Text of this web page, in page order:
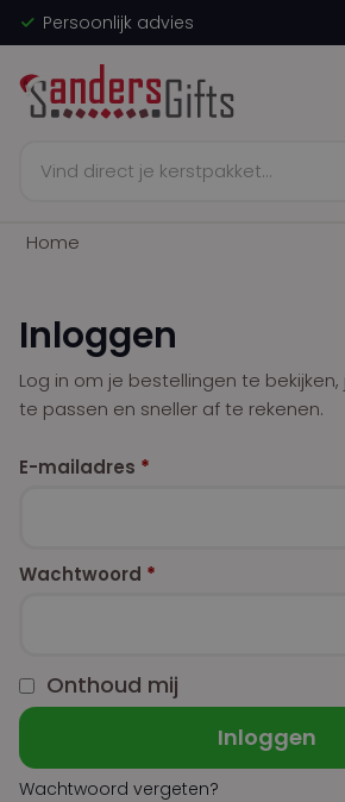
Persoonlijk advies
Home
Inloggen
Log in om je bestellingen te
te passen en sneller af te rekenen.
E-mailadres *
Wachtwoord *
Onthoud mij
Inloggen
Wachtwoord vergeten?